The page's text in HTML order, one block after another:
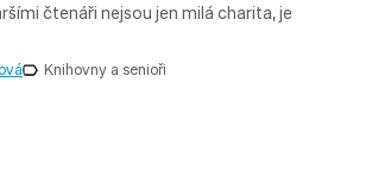
čtenáři nejsou jen milá charita, je
Knihovny a senioři